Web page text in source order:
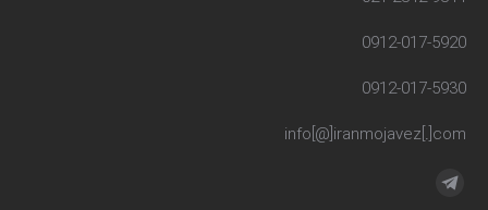
0912-017-5920
0912-017-5930
info[@]iranmojavez[.]com
مارا در اینجا پیدا کنید:
تلگرام